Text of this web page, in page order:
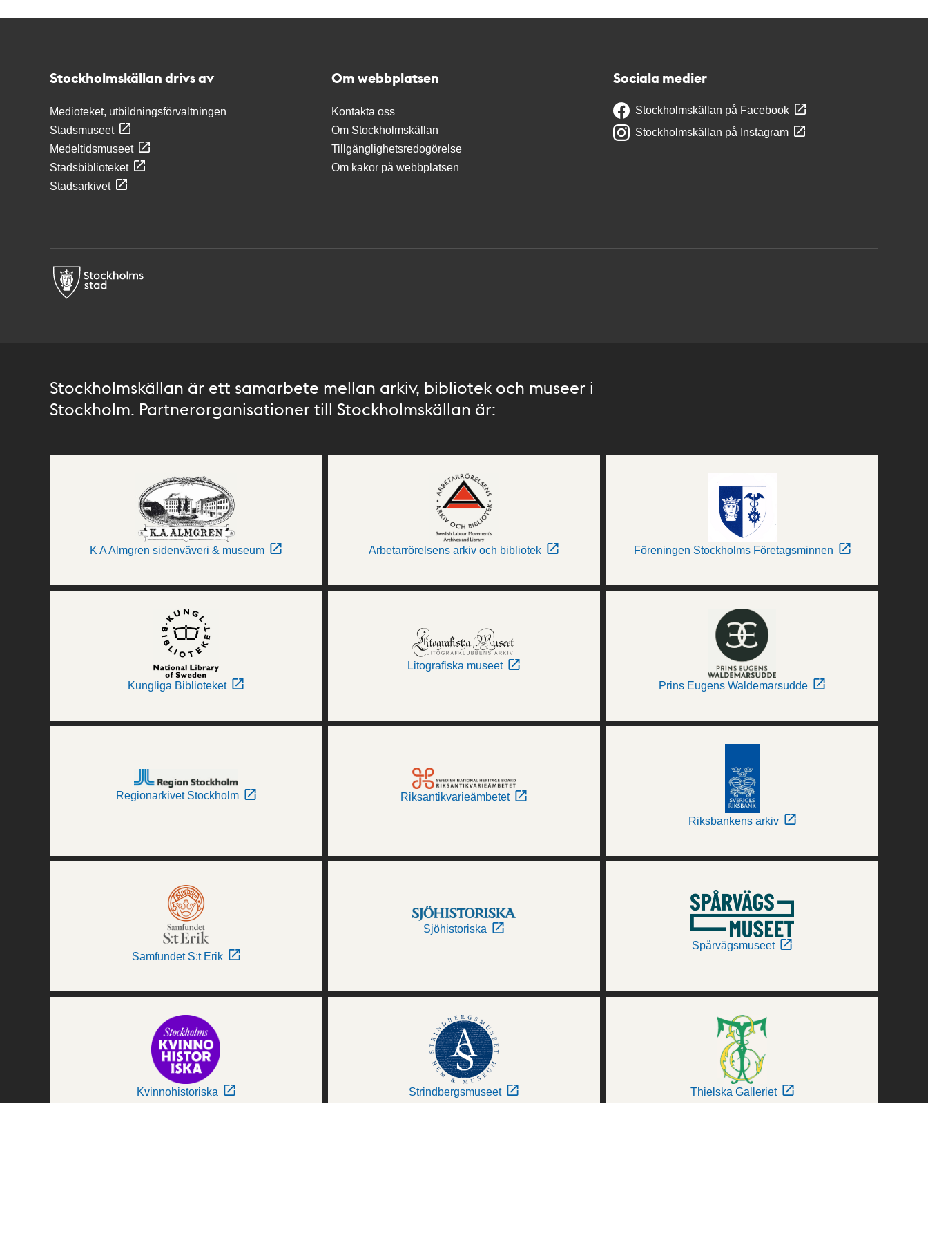
Stockholmskällan drivs av
Medioteket, utbildningsförvaltningen
Stadsmuseet
Medeltidsmuseet
Stadsbiblioteket
Stadsarkivet
Om webbplatsen
Kontakta oss
Om Stockholmskällan
Tillgänglighetsredogörelse
Om kakor på webbplatsen
Sociala medier
Stockholmskällan på Facebook
Stockholmskällan på Instagram
Stockholmskällan är ett samarbete mellan arkiv, bibliotek och museer i
Stockholm. Partnerorganisationer till Stockholmskällan är:
K A Almgren sidenväveri & museum Arbetarrörelsens arkiv och bibliotek Föreningen Stockholms Företagsminnen
Kungliga Biblioteket
Litografiska museet
Prins Eugens Waldemarsudde
Regionarkivet Stockholm Riksantikvarieämbetet
Riksbankens arkiv
Samfundet S:t Erik
Sjöhistoriska
Spårvägsmuseet
Kvinnohistoriska Strindbergsmuseet Thielska Galleriet